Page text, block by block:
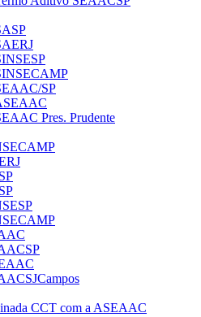
SP
Pres. Prudente
CCT com a ASEAAC